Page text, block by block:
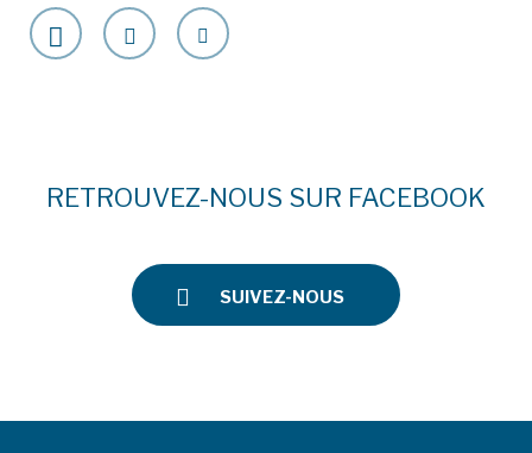
RETROUVEZ-NOUS SUR FACEBOOK
SUIVEZ-NOUS